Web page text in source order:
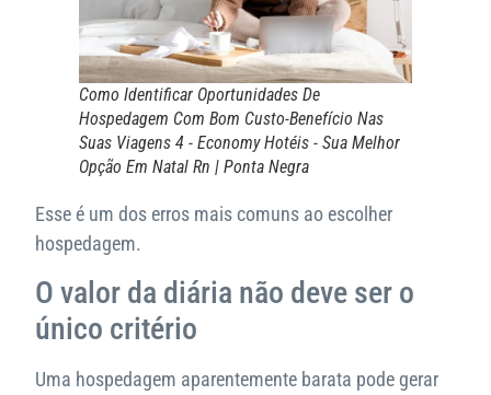
Como Identificar Oportunidades De
Hospedagem Com Bom Custo-Benefício Nas
Suas Viagens 4 - Economy Hotéis - Sua Melhor
Opção Em Natal Rn | Ponta Negra
Esse é um dos erros mais comuns ao escolher
hospedagem.
O valor da diária não deve ser o
único critério
Uma hospedagem aparentemente barata pode gerar